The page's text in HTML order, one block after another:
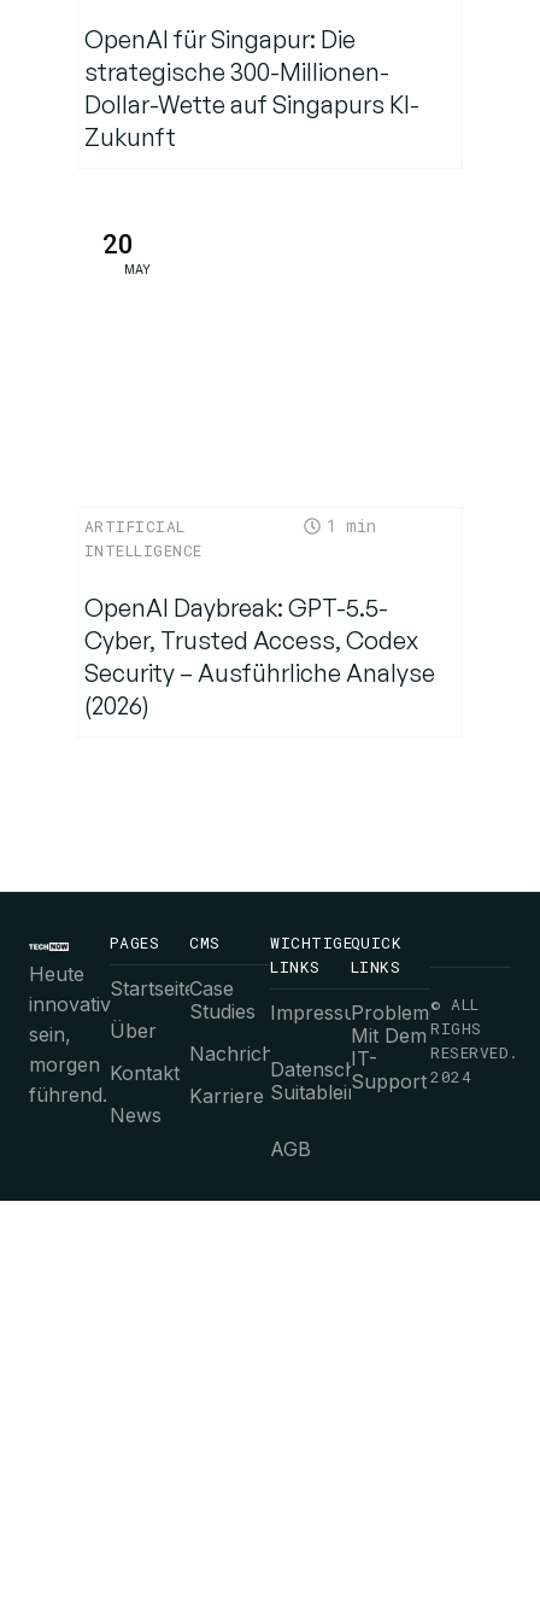
OpenAI für Singapur: Die
strategische 300-Millionen-
Dollar-Wette auf Singapurs KI-
Zukunft
20
MAY
ARTIFICIAL
INTELLIGENCE
1
OpenAI Daybreak: GPT-5.5-
Cyber, Trusted Access, Codex
Security – Ausführliche Analyse
(2026)
Heute
innovativ
sein,
morgen
führend.
PAGES
Startseite
Über
Kontakt
News
CMS
Case
Studies
Nachrichten
Karriere
WICHTIGE
LINKS
Impressum
Datenschutz-
Suitableimmungen
AGB
QUICK
LINKS
Probleme
Mit Dem
IT-
Support
© ALL
RIGHS
RESERVED.
2024